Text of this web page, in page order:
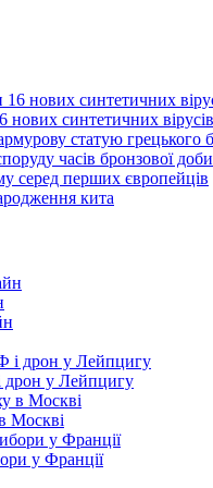
синтетичних вірусів
статую грецького
часів бронзової доби
серед перших європейців
кита
дрон у Лейпцигу
Москві
у Франції